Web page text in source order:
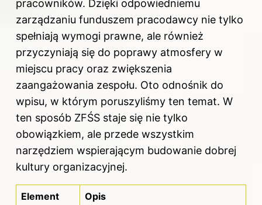
pracowników. Dzięki odpowiedniemu
zarządzaniu funduszem pracodawcy nie tylko
spełniają wymogi prawne, ale również
przyczyniają się do poprawy atmosfery w
miejscu pracy oraz zwiększenia
zaangażowania zespołu. Oto odnośnik do
wpisu, w którym poruszyliśmy ten temat. W
ten sposób ZFŚS staje się nie tylko
obowiązkiem, ale przede wszystkim
narzędziem wspierającym budowanie dobrej
kultury organizacyjnej.
Element
Opis